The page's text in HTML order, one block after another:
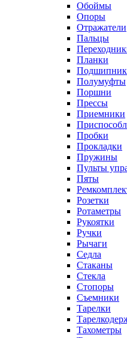
Обоймы
Опоры
Отражатели
Пальцы
Планки
Полумуфты
Поршни
Прессы
Приемники
Пробки
Прокладки
Пружины
Пульты
Пяты
Розетки
Ротаметры
Рукоятки
Ручки
Рычаги
Седла
Стаканы
Стекла
Стопоры
Съемники
Тарелки
Тахометры